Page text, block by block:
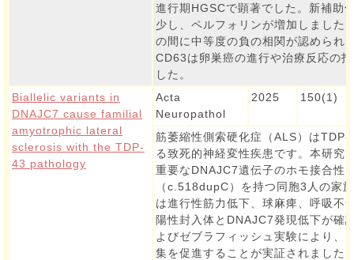
進行期HGSCで顕著でした。新補助
少し、ペルフォリンが増加しました
の間に中等度の負の相関が認められ
CD63は卵巣癌の進行や治療反応の
した。
Biallelic variants in
DNAJC7 cause familial
amyotrophic lateral
sclerosis with the TDP-
43 pathology
Acta
Neuropathol
2025 150(1)
筋萎縮性側索硬化症（ALS）は
る致死的神経変性疾患です。本研究
重要なDNAJC7遺伝子のホモ接合性
（c.518dupC）を持つ同胞3人の家
は進行性筋力低下、球麻痺、呼吸不
陽性封入体とDNAJC7発現低下が確
よびゼブラフィッシュ実験により、
集を促進することが実証されました